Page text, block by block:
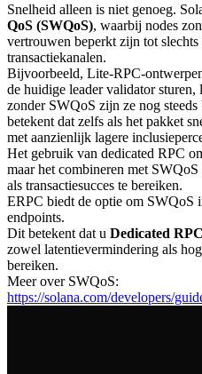
Snelheid alleen is niet genoeg.
QoS (SWQoS), waarbij nodes
vertrouwen beperkt zijn tot
transactiekanalen.
Bijvoorbeeld, Lite-RPC-
de huidige leader validator sturen,
zonder SWQoS zijn ze nog
betekent dat zelfs als het pakket
met aanzienlijk lagere
Het gebruik van dedicated RPC
maar het combineren met
als transactiesucces te bereiken.
ERPC biedt de optie om SWQoS
endpoints.
Dit betekent dat u Dedicated
zowel latentievermindering als
bereiken.
Meer over SWQoS:
https://solana.com/developers/